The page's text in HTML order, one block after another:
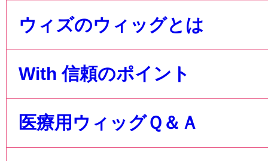
ウィズのウィッグとは
With 信頼のポイント
医療用ウィッグＱ＆Ａ